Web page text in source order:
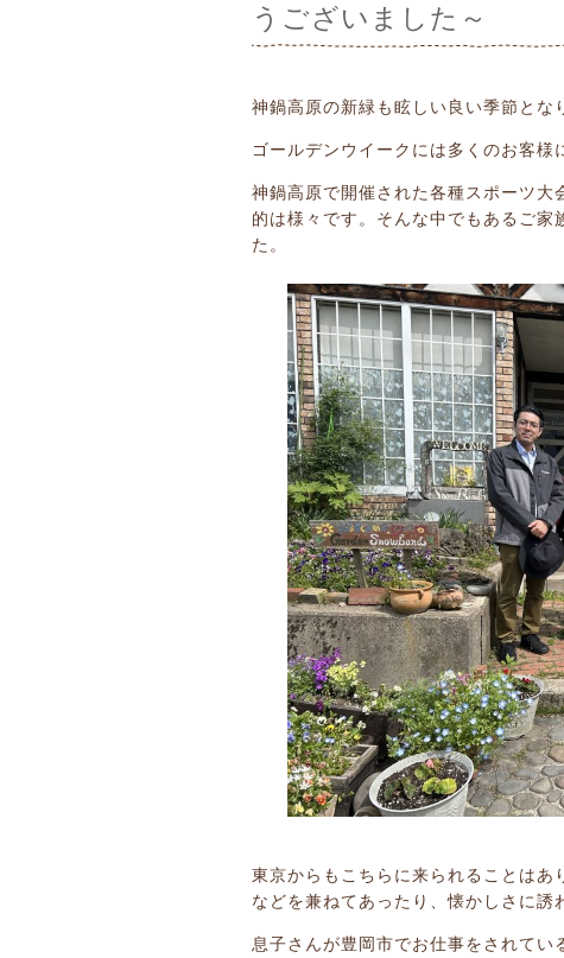
うございました～
神鍋高原の新緑も眩しい良い季節とな
ゴールデンウイークには多くのお客様
神鍋高原で開催された各種スポーツ大
的は様々です。そんな中でもあるご
た。
東京からもこちらに来られることはあ
などを兼ねてあったり、懐かしさに誘
息子さんが豊岡市でお仕事をされて